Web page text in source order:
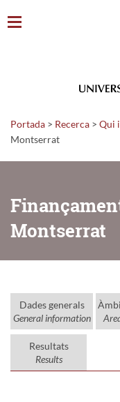
Portada > Recerca > Qui
Montserrat
Montserrat
Dades generals
General information
Resultats
Results